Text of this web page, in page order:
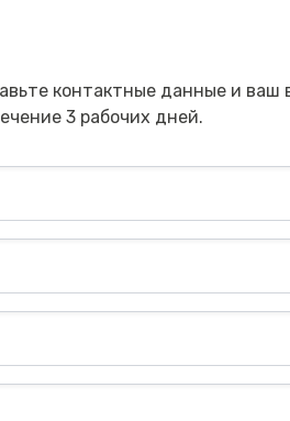
контактные данные и ваш
3 рабочих дней.